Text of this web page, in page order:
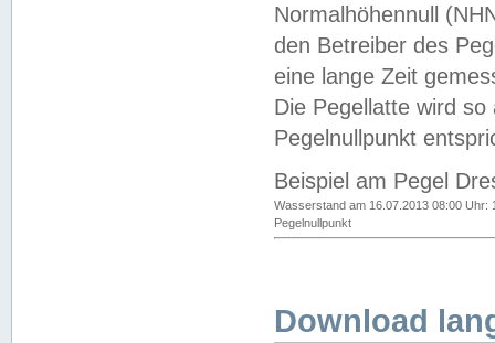
Normalhöhennull
den Betreiber des
eine lange Zeit
Die Pegellatte wird
Pegelnullpunkt
Beispiel am Pegel
Wasserstand am 16.07.2013 08:00 Uhr:
Pegelnullpunkt
Download